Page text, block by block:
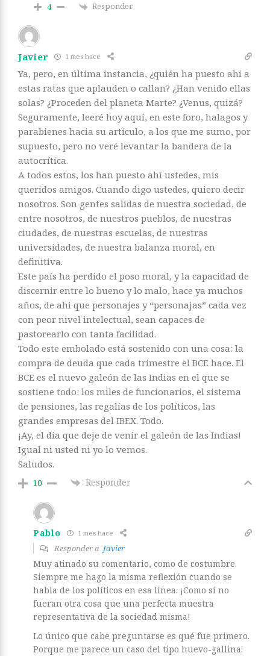
4 Responder
Javier 1 mes hace
Ya, pero, en última instancia, ¿quién ha puesto ahi a
estas ratas que aplauden o callan? ¿Han venido ellas
solas? ¿Proceden del planeta Marte? ¿Venus, quizá?
Seguramente, leeré hoy aquí, en este foro, halagos y
parabienes hacia su artículo, a los que me sumo, por
supuesto, pero no veré levantar la bandera de la
autocrítica.
A todos estos, los han puesto ahí ustedes, mis
queridos amigos. Cuando digo ustedes, quiero decir
nosotros. Son gentes salidas de nuestra sociedad, de
entre nosotros, de nuestros pueblos, de nuestras
ciudades, de nuestras escuelas, de nuestras
universidades, de nuestra balanza moral, en
definitiva.
Este país ha perdido el poso moral, y la capacidad de
discernir entre lo bueno y lo malo, hace ya muchos
años, de ahi que personajes y “personajas” cada vez
con peor nivel intelectual, sean capaces de
pastorearlo con tanta facilidad.
Todo este embolado está sostenido con una cosa: la
compra de deuda que cada trimestre el BCE hace. El
BCE es el nuevo galeón de las Indias en el que se
sostiene todo: los miles de funcionarios, el sistema
de pensiones, las regalías de los políticos, las
grandes empresas del IBEX. Todo.
¡Ay, el dia que deje de venir el galeón de las Indias!
Igual ni usted ni yo lo vemos.
Saludos.
10 Responder
Pablo 1 mes hace
Responder a Javier
Muy atinado su comentario, como de costumbre.
Siempre me hago la misma reflexión cuando se
habla de los políticos en esa línea. ¡Como si no
fueran otra cosa que una perfecta muestra
representativa de la sociedad misma!
Lo único que cabe preguntarse es qué fue primero.
Porque me parece un caso del tipo huevo-gallina: